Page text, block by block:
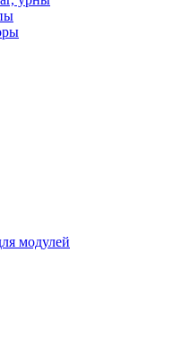
модулей